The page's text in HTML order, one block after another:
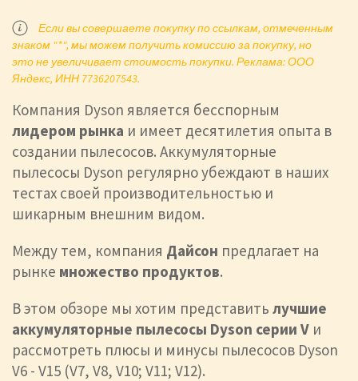
Если вы совершаете покупку по ссылкам, отмеченным
знаком "*", мы можем получить комиссию за покупку, но
это не увеличивает стоимость покупки. Реклама: ООО
Яндекс, ИНН 7736207543.
Компания Dyson является бесспорным
лидером рынка и имеет десятилетия опыта в
создании пылесосов. Аккумуляторные
пылесосы Dyson регулярно убеждают в наших
тестах своей производительностью и
шикарным внешним видом.
Между тем, компания Дайсон предлагает на
рынке множество продуктов.
В этом обзоре мы хотим представить лучшие
аккумуляторные пылесосы Dyson серии V и
рассмотреть плюсы и минусы пылесосов Dyson
V6 - V15 (V7, V8, V10; V11; V12).